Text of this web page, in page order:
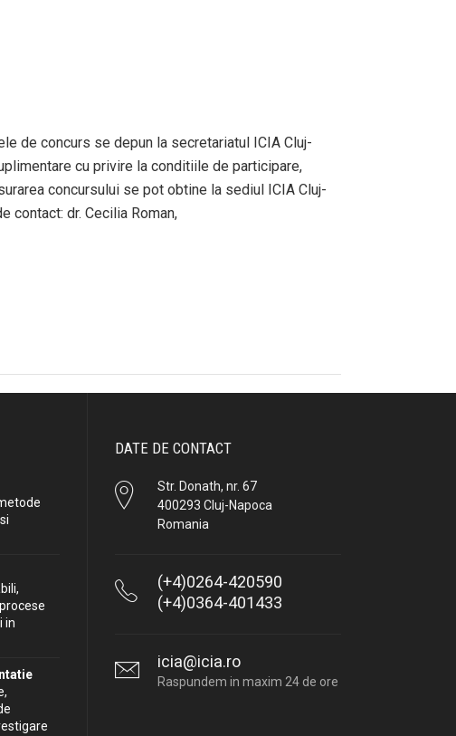
de concurs se depun la secretariatul ICIA Cluj-
cu privire la conditiile de participare,
concursului se pot obtine la sediul ICIA Cluj-
contact: dr. Cecilia Roman,
in
DATE DE CONTACT
Str. Donath, nr. 67
400293 Cluj-Napoca
Romania
(+4)0264-420590
(+4)0364-401433
icia@icia.ro
Raspundem in maxim 24 de ore